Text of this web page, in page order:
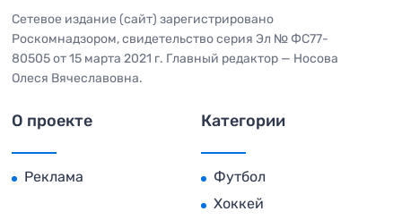
Сетевое издание (сайт) зарегистрировано
Роскомнадзором, свидетельство серия Эл № ФС77-
80505 от 15 марта 2021 г. Главный редактор — Носова
Олеся Вячеславовна.
О проекте
Реклама
Категории
Футбол
Хоккей